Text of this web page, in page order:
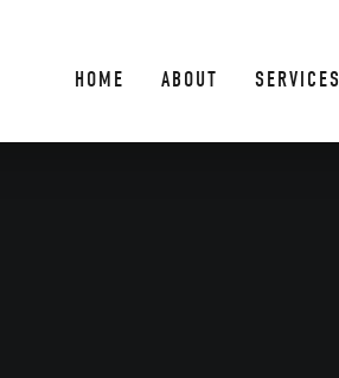
HOME ABOUT SERVICES